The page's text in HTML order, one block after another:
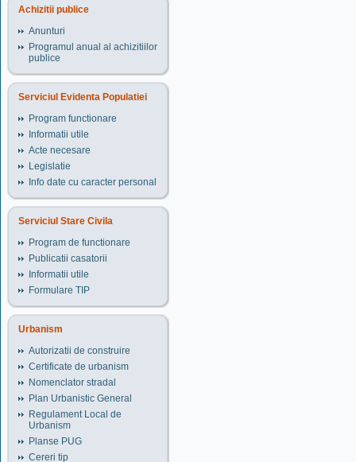
Achizitii publice
Anunturi
Programul anual al achizitiilor
publice
Serviciul Evidenta Populatiei
Program functionare
Informatii utile
Acte necesare
Legislatie
Info date cu caracter personal
Serviciul Stare Civila
Program de functionare
Publicatii casatorii
Informatii utile
Formulare TIP
Urbanism
Autorizatii de construire
Certificate de urbanism
Nomenclator stradal
Plan Urbanistic General
Regulament Local de
Urbanism
Planse PUG
Cereri tip